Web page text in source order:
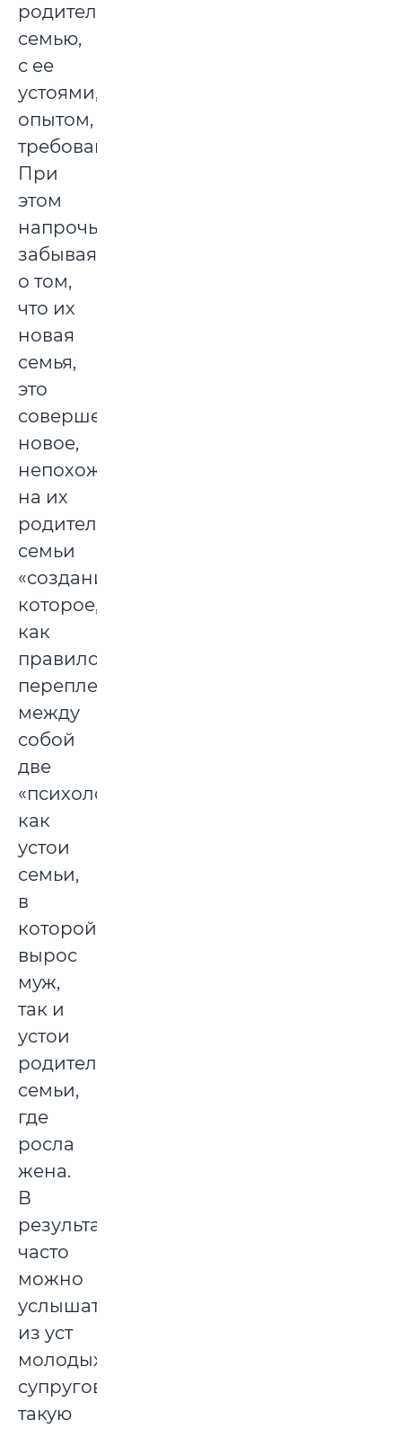
родительскую
семью,
с ее
устоями,
опытом,
требованиями.
При
этом
напрочь
забывая
о том,
что их
новая
семья,
это
совершенно
новое,
непохожее
на их
родительские
семьи
«создание»,
которое,
как
правило,
переплетает
между
собой
две
«психологии»:
как
устои
семьи,
в
которой
вырос
муж,
так и
устои
родительской
семьи,
где
росла
жена.
В
результате,
часто
можно
услышать
из уст
молодых
супругов
такую